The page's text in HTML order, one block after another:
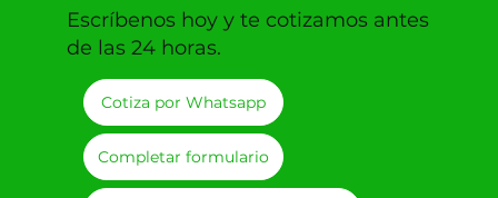
Escríbenos hoy y te cotizamos antes
de las 24 horas.
Cotiza por Whatsapp
Completar formulario